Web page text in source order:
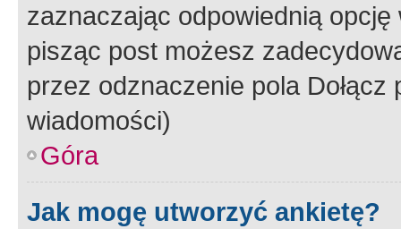
zaznaczając odpowiednią
pisząc post możesz
przez odznaczenie pola
wiadomości)
Góra
Jak mogę utworzyć ankietę?